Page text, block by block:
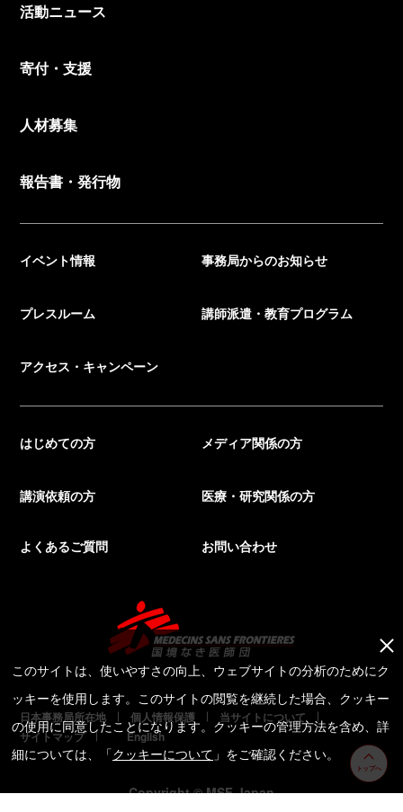
活動ニュース
寄付・支援
人材募集
報告書・発行物
イベント情報 事務局からのお知らせ
プレスルーム 講師派遣・教育プログラム
アクセス・キャンペーン
はじめての方 メディア関係の方
講演依頼の方 医療・研究関係の方
よくあるご質問 お問い合わせ
日本事務局所在地 個人情報保護
当サイトについて
サイトマップ
English
Copyright © MSF Japan
トップへ
このサイトは、使いやすさの向上、ウェブサイトの分析のためにク
ッキーを使用します。このサイトの閲覧を継続した場合、クッキー
の使用に同意したことになります。クッキーの管理方法を含め、詳
細については、「クッキーについて 」をご確認ください。